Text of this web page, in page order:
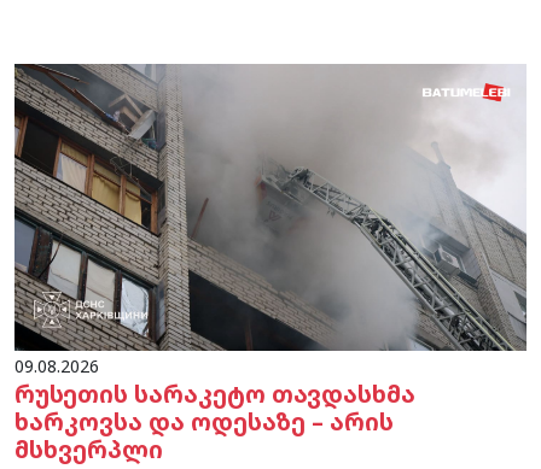
09.08.2026
რუსეთის სარაკეტო თავდასხმა
ხარკოვსა და ოდესაზე – არის
მსხვერპლი